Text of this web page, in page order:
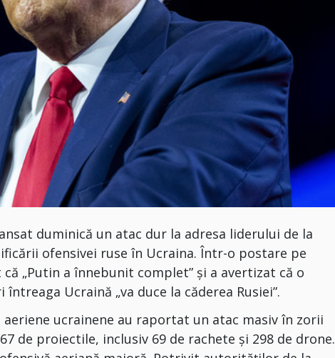
duminică un atac dur la adresa liderului de la
ofensivei ruse în Ucraina. Într-o postare pe
„Putin a înnebunit complet” și a avertizat că o
Ucraină „va duce la căderea Rusiei”.
ucrainene au raportat un atac masiv în zorii
de proiectile, inclusiv 69 de rachete și 298 de drone.